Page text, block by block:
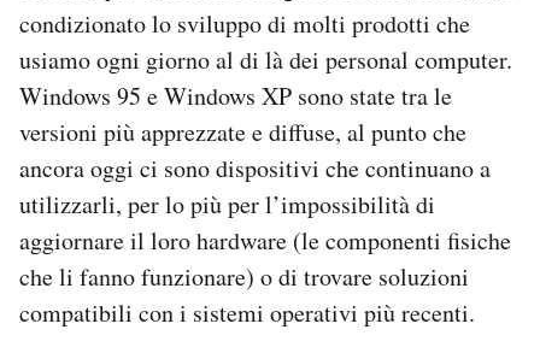
condizionato lo sviluppo di molti prodotti che
usiamo ogni giorno al di là dei personal computer.
Windows 95 e Windows XP sono state tra le
versioni più apprezzate e diffuse, al punto che
ancora oggi ci sono dispositivi che continuano a
utilizzarli, per lo più per l’impossibilità di
aggiornare il loro hardware (le componenti fisiche
che li fanno funzionare) o di trovare soluzioni
compatibili con i sistemi operativi più recenti.